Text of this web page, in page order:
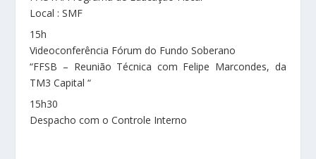
Local : SMF
15h
Videoconferência Fórum do Fundo Soberano
“FFSB – Reunião Técnica com Felipe Marcondes, da
TM3 Capital “
15h30
Despacho com o Controle Interno